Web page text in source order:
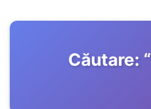
Căutare: “